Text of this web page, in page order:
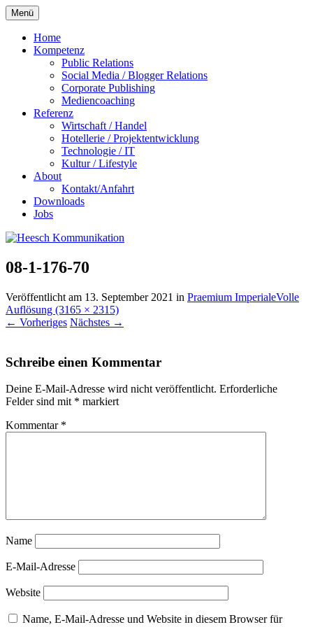
Menü Zum
Inhalt
springen
Home
Kompetenz
Public Relations
Social Media / Blogger Relations
Corporate Publishing
Mediencoaching
Referenz
Wirtschaft / Handel
Hotellerie / Projektentwicklung
Technologie / IT
Kultur / Lifestyle
About
Kontakt/Anfahrt
Downloads
Jobs
08-1-176-70
Veröffentlicht am 13. September 2021 in Praemium ImperialeVolle
Auflösung (3165 × 2315)
← Vorheriges Nächstes →
Schreibe einen Kommentar
Deine E-Mail-Adresse wird nicht veröffentlicht. Erforderliche
Felder sind mit * markiert
Kommentar *
Name
E-Mail-Adresse
Website
Name, E-Mail-Adresse und Website in diesem Browser für